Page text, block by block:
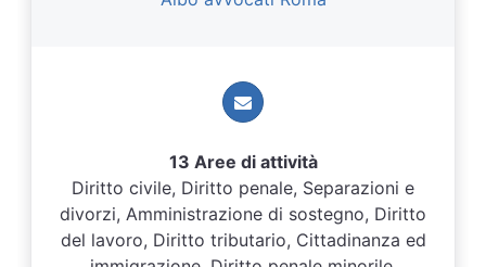
13 Aree di attività
Diritto civile, Diritto penale, Separazioni e
divorzi, Amministrazione di sostegno, Diritto
del lavoro, Diritto tributario, Cittadinanza ed